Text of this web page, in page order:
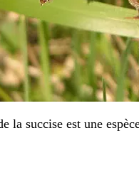
la succise est une